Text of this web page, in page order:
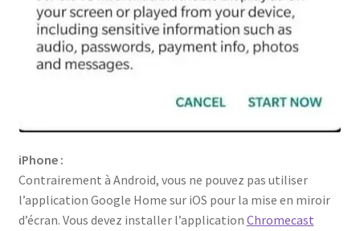
iPhone :
Contrairement à Android, vous ne pouvez pas utiliser
l’application Google Home sur iOS pour la mise en miroir
d’écran. Vous devez installer l’application Chromecast